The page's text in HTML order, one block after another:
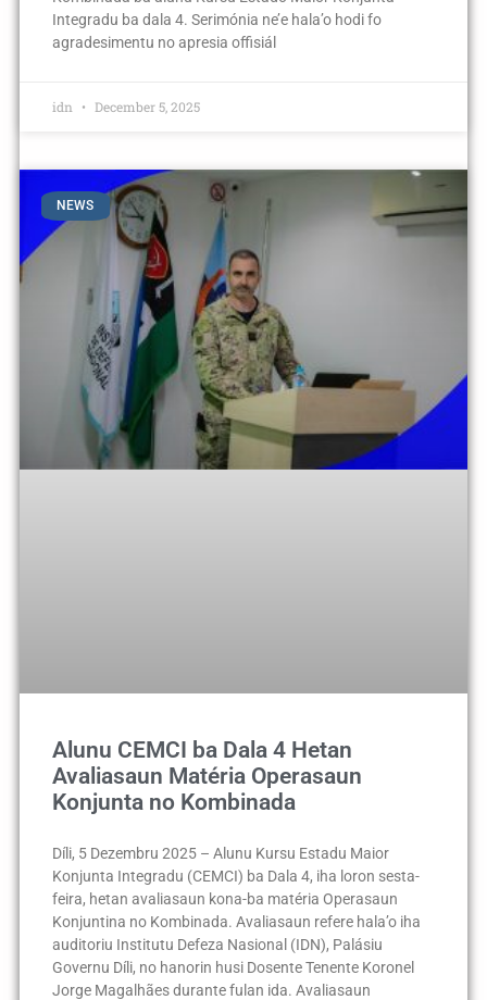
Integradu ba dala 4. Serimónia ne’e hala’o hodi fo
agradesimentu no apresia offisiál
idn December 5, 2025
NEWS
Alunu CEMCI ba Dala 4 Hetan
Avaliasaun Matéria Operasaun
Konjunta no Kombinada
Díli, 5 Dezembru 2025 – Alunu Kursu Estadu Maior
Konjunta Integradu (CEMCI) ba Dala 4, iha loron sesta-
feira, hetan avaliasaun kona-ba matéria Operasaun
Konjuntina no Kombinada. Avaliasaun refere hala’o iha
auditoriu Institutu Defeza Nasional (IDN), Palásiu
Governu Díli, no hanorin husi Dosente Tenente Koronel
Jorge Magalhães durante fulan ida. Avaliasaun